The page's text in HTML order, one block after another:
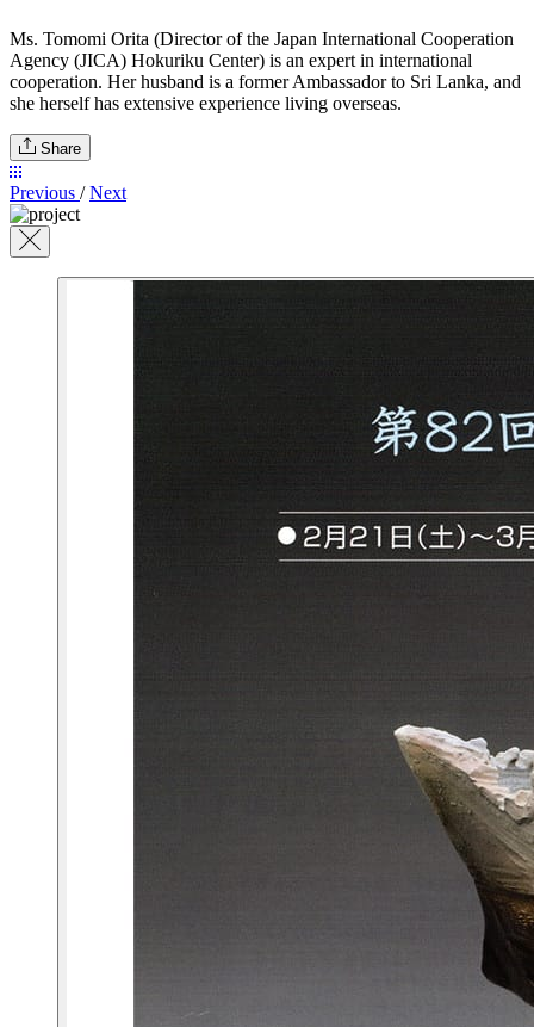
Ms. Tomomi Orita (Director of the Japan International Cooperation
Agency (JICA) Hokuriku Center) is an expert in international
cooperation. Her husband is a former Ambassador to Sri Lanka, and
she herself has extensive experience living overseas.
Share
Previous / Next